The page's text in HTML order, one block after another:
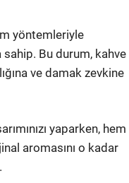
yöntemleriyle
Bu durum, kahve
ve damak zevkine
yaparken, hem
aromasını o kadar